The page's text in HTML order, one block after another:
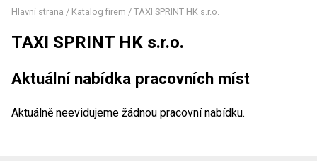
Hlavní strana / Katalog firem / TAXI SPRINT HK s.r.o.
TAXI SPRINT HK s.r.o.
Aktuální nabídka pracovních míst
Aktuálně neevidujeme žádnou pracovní nabídku.